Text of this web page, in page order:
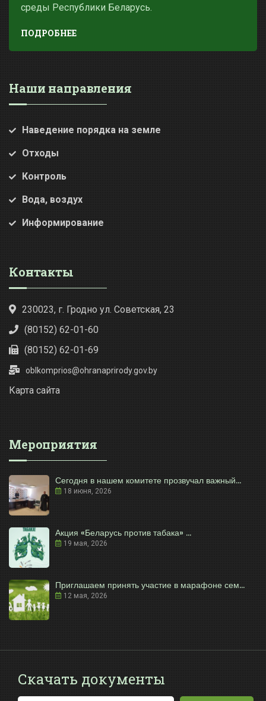
среды Республики Беларусь.
ПОДРОБНЕЕ
Наши направления
Наведение порядка на земле
Отходы
Контроль
Вода, воздух
Информирование
Контакты
230023, г. Гродно ул. Советская, 23
(80152) 62-01-60
(80152) 62-01-69
oblkomprios@ohranaprirody.gov.by
Карта сайта
Мероприятия
Сегодня в нашем комитете прозвучал важный...
18 июня, 2026
Акция «Беларусь против табака» ...
19 мая, 2026
Приглашаем принять участие в марафоне сем...
12 мая, 2026
Скачать документы